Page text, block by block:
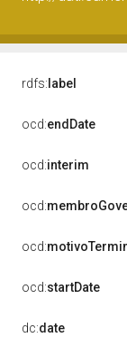
rdfs: label
ocd:endDate
ocd:interim
ocd:
ocd:
ocd:startDate
dc:date